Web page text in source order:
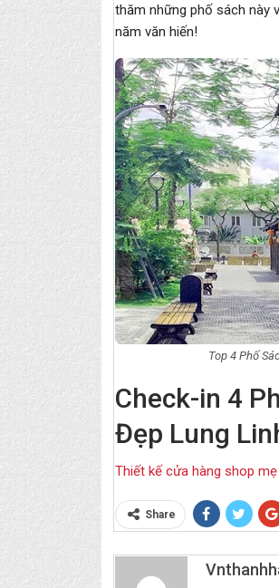
thăm những phố sách này
năm văn hiến!
Top 4 Phố
Check-in 4
Đẹp Lung
Thiết kế cửa hàng shop
Share